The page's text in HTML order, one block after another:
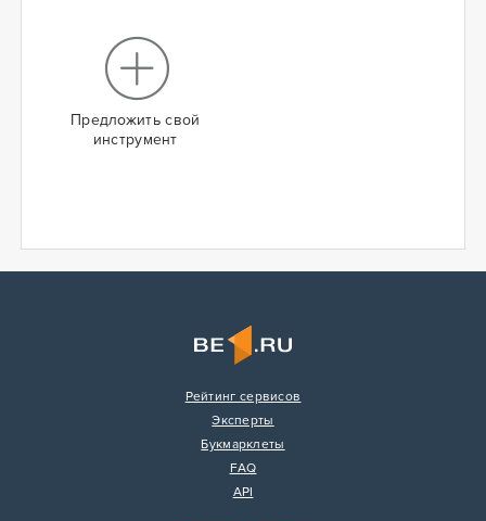
Предложить свой
инструмент
Рейтинг сервисов
Эксперты
Букмарклеты
FAQ
API